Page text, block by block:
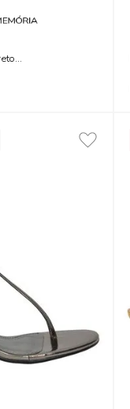
Black Salto Fino